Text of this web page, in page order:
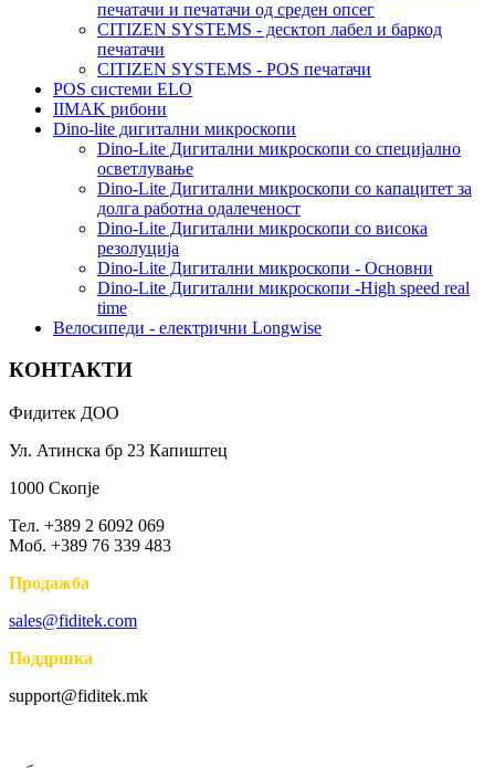
печатачи и печатачи од среден опсег
CITIZEN SYSTEMS - десктоп лабел и баркод
печатачи
CITIZEN SYSTEMS - POS печатачи
POS системи ELO
IIMAK рибони
Dino-lite дигитални микроскопи
Dino-Lite Дигитални микроскопи со специјално
осветлување
Dino-Lite Дигитални микроскопи со капацитет за
долга работна одалеченост
Dino-Lite Дигитални микроскопи со висока
резолуција
Dino-Lite Дигитални микроскопи - Основни
Dino-Lite Дигитални микроскопи -High speed real
time
Bелосипеди - електрични Longwise
КОНТАКТИ
Фидитек ДОО
Ул. Атинска бр 23 Капиштец
1000 Скопје
Тел. +389 2 6092 069
Моб. +389 76 339 483
Продажба
sales@fiditek.com
Поддршка
support@fiditek.mk